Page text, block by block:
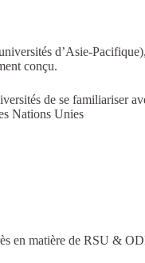
d’Asie-
conçu.
de se familiariser
Nations Unies
en matière de RSU &